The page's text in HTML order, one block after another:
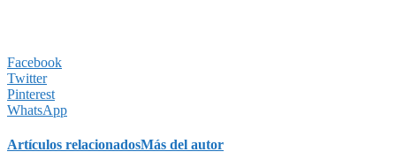
Facebook
Twitter
Pinterest
WhatsApp
Artículos relacionadosMás del autor